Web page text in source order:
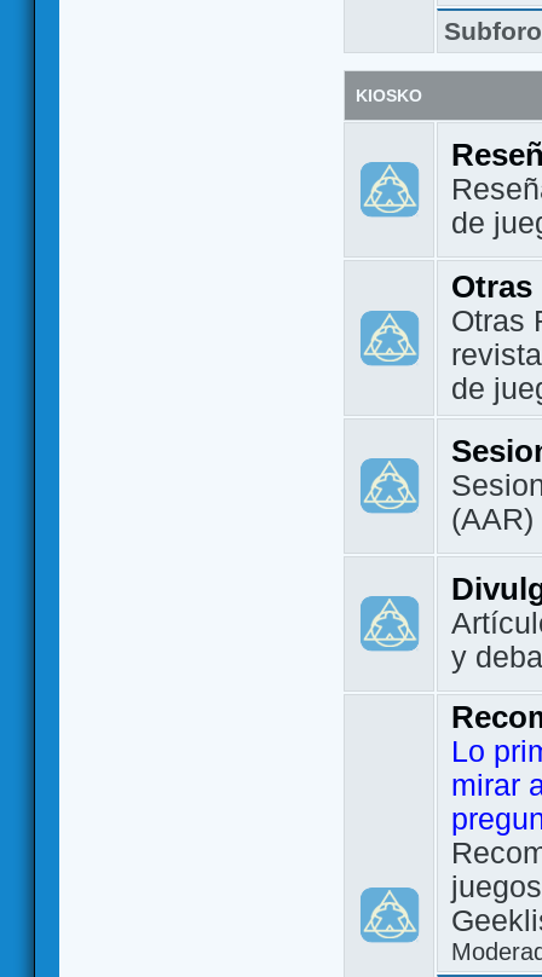
KIOSKO
de
Otras
Otras
de
(AAR)
y
Lo
mirar